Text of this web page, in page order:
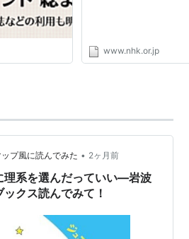
www.nhk.or.jp
プ風に読んでみた • 2ヶ月前
理系を選んだっていい―岩波
クス読んでみて！